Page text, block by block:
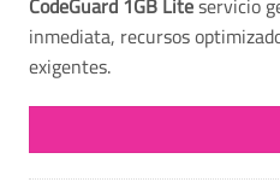
was:
€2.28.
is:
€1.90.
inmediata, recursos
exigentes.